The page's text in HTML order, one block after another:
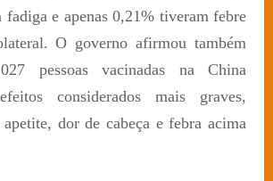
fadiga e apenas 0,21% tiveram febre
O governo afirmou também
pessoas vacinadas na China
considerados mais graves,
dor de cabeça e febra acima